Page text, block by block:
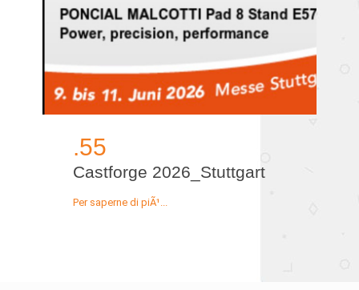
.55
Castforge 2026_Stuttgart
Per saperne di piÃ¹...